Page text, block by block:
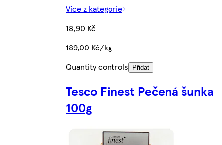
Více z kategorie
18,90 Kč
189,00 Kč/kg
Quantity controls
Přidat
Tesco Finest Pečená šunka
100g